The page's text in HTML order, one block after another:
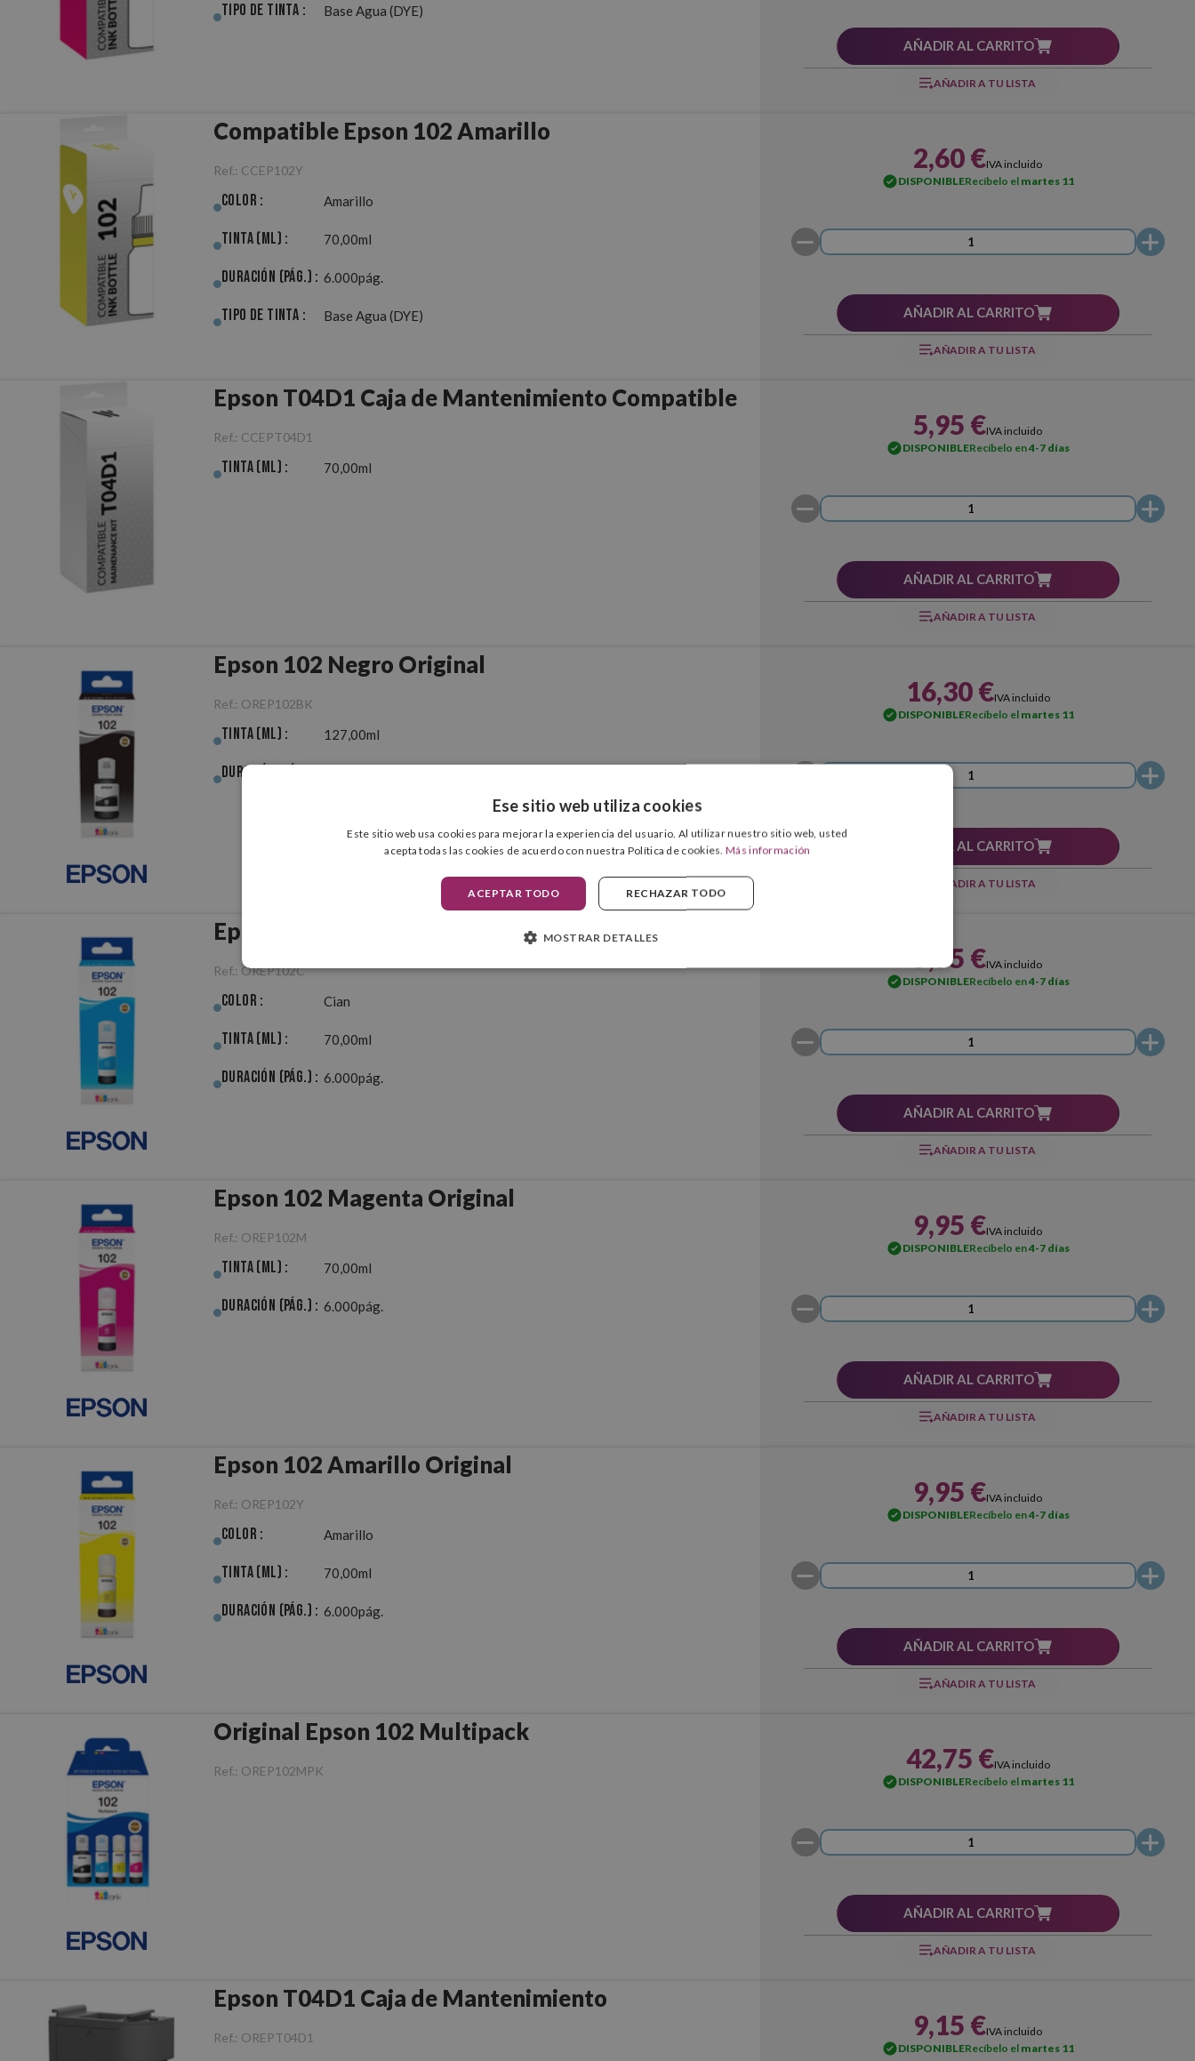
Tipo de Tinta : Base Agua (DYE)
AÑADIR AL CARRITO
AÑADIR A TU LISTA
Compatible Epson 102 Amarillo
Ref.: CCEP102Y
Color : Amarillo
Tinta (ml) : 70,00ml
Duración (pág.) : 6.000pág.
Tipo de Tinta : Base Agua (DYE)
2,60 €IVA incluido
DISPONIBLERecíbelo el martes 11
AÑADIR AL CARRITO
AÑADIR A TU LISTA
Epson T04D1 Caja de Mantenimiento Compatible
Ref.: CCEPT04D1
Tinta (ml) : 70,00ml
5,95 €IVA incluido
DISPONIBLERecíbelo en4-7 días
AÑADIR AL CARRITO
AÑADIR A TU LISTA
Epson 102 Negro Original
Ref.: OREP102BK
Tinta (ml) : 127,00ml
Duración (pág.) :
16,30 €IVA incluido
DISPONIBLERecíbelo el martes 11
AÑADIR AL CARRITO
AÑADIR A TU LISTA
Epson 102 Cian Original
Ref.: OREP102C
Color : Cian
Tinta (ml) : 70,00ml
Duración (pág.) : 6.000pág.
9,95 €IVA incluido
DISPONIBLERecíbelo en4-7 días
AÑADIR AL CARRITO
AÑADIR A TU LISTA
Epson 102 Magenta Original
Ref.: OREP102M
Tinta (ml) : 70,00ml
Duración (pág.) : 6.000pág.
9,95 €IVA incluido
DISPONIBLERecíbelo en4-7 días
AÑADIR AL CARRITO
AÑADIR A TU LISTA
Epson 102 Amarillo Original
Ref.: OREP102Y
Color : Amarillo
Tinta (ml) : 70,00ml
Duración (pág.) : 6.000pág.
9,95 €IVA incluido
DISPONIBLERecíbelo en4-7 días
AÑADIR AL CARRITO
AÑADIR A TU LISTA
Original Epson 102 Multipack
Ref.: OREP102MPK 42,75 €IVA incluido
DISPONIBLERecíbelo el martes 11
AÑADIR AL CARRITO
AÑADIR A TU LISTA
Epson T04D1 Caja de Mantenimiento
Ref.: OREPT04D1 9,15 €IVA incluido
DISPONIBLERecíbelo el martes 11
Ese sitio web utiliza cookies
Este sitio web usa cookies para mejorar la experiencia del usuario. Al utilizar nuestro sitio web, usted
acepta todas las cookies de acuerdo con nuestra Política de cookies.Más información
ACEPTAR TODO RECHAZAR TODO
MOSTRAR DETALLES